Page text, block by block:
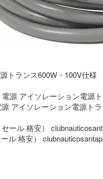
トランス600W・100V仕様
アイソレーション電源ト
ル 格安）